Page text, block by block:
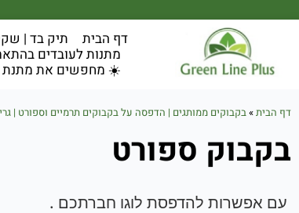
דף הבית תיק בד |
מתנות לעובדים
☀️ מחפשים את מתנת
דף הבית»בקבוקים ממותגים | הדפסה על בקבוקים תרמיים וספורט |
בקבוק ספורט
עם אפשרות להדפסת לוגו חברתכם .